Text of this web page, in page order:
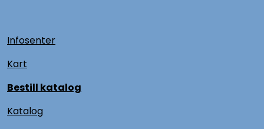
Infosenter
Kart
Bestill katalog
Katalog